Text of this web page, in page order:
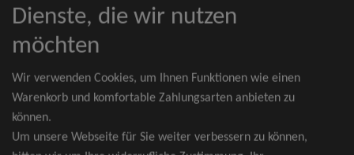
Zusatzangebote oder ähnliches.
Sie erhalten ausschließlich
zusammenhängende Sitzplätze, welche
nach der Bestplatzbuchung vergeben
werden.
wider Erwarten doch nicht verfügbar
Dienste, die wir nutzen
möchten
Wir verwenden Cookies, um Ihnen Funktionen wie einen
Warenkorb und komfortable Zahlungsarten anbieten zu
können.
Um unsere Webseite für Sie weiter verbessern zu können,